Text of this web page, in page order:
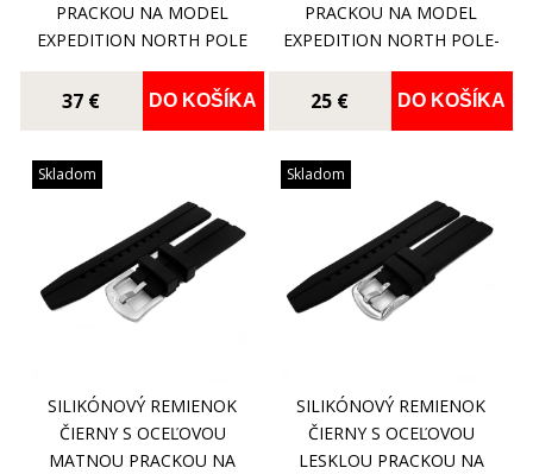
PRACKOU NA MODEL
EXPEDITION NORTH POLE
37 € DO KOŠÍKA
PRACKOU NA MODEL
EXPEDITION NORTH POLE-
1 6S21-5954199
25 € DO KOŠÍKA
Skladom
SILIKÓNOVÝ REMIENOK
ČIERNY S OCEĽOVOU
MATNOU PRACKOU NA
Skladom
SILIKÓNOVÝ REMIENOK
ČIERNY S OCEĽOVOU
LESKLOU PRACKOU NA